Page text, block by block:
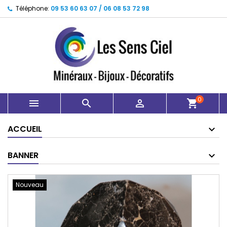
Téléphone: 09 53 60 63 07 / 06 08 53 72 98
   shopping_cart0
ACCUEIL
BANNER
Nouveau